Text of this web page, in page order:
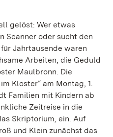
gelöst: Wer etwas
Scanner oder sucht den
Jahrtausende waren
Arbeiten, die Geduld
Maulbronn. Die
Kloster“ am Montag, 1.
Familien mit Kindern ab
Zeitreise in die
Skriptorium, ein. Auf
und Klein zunächst das